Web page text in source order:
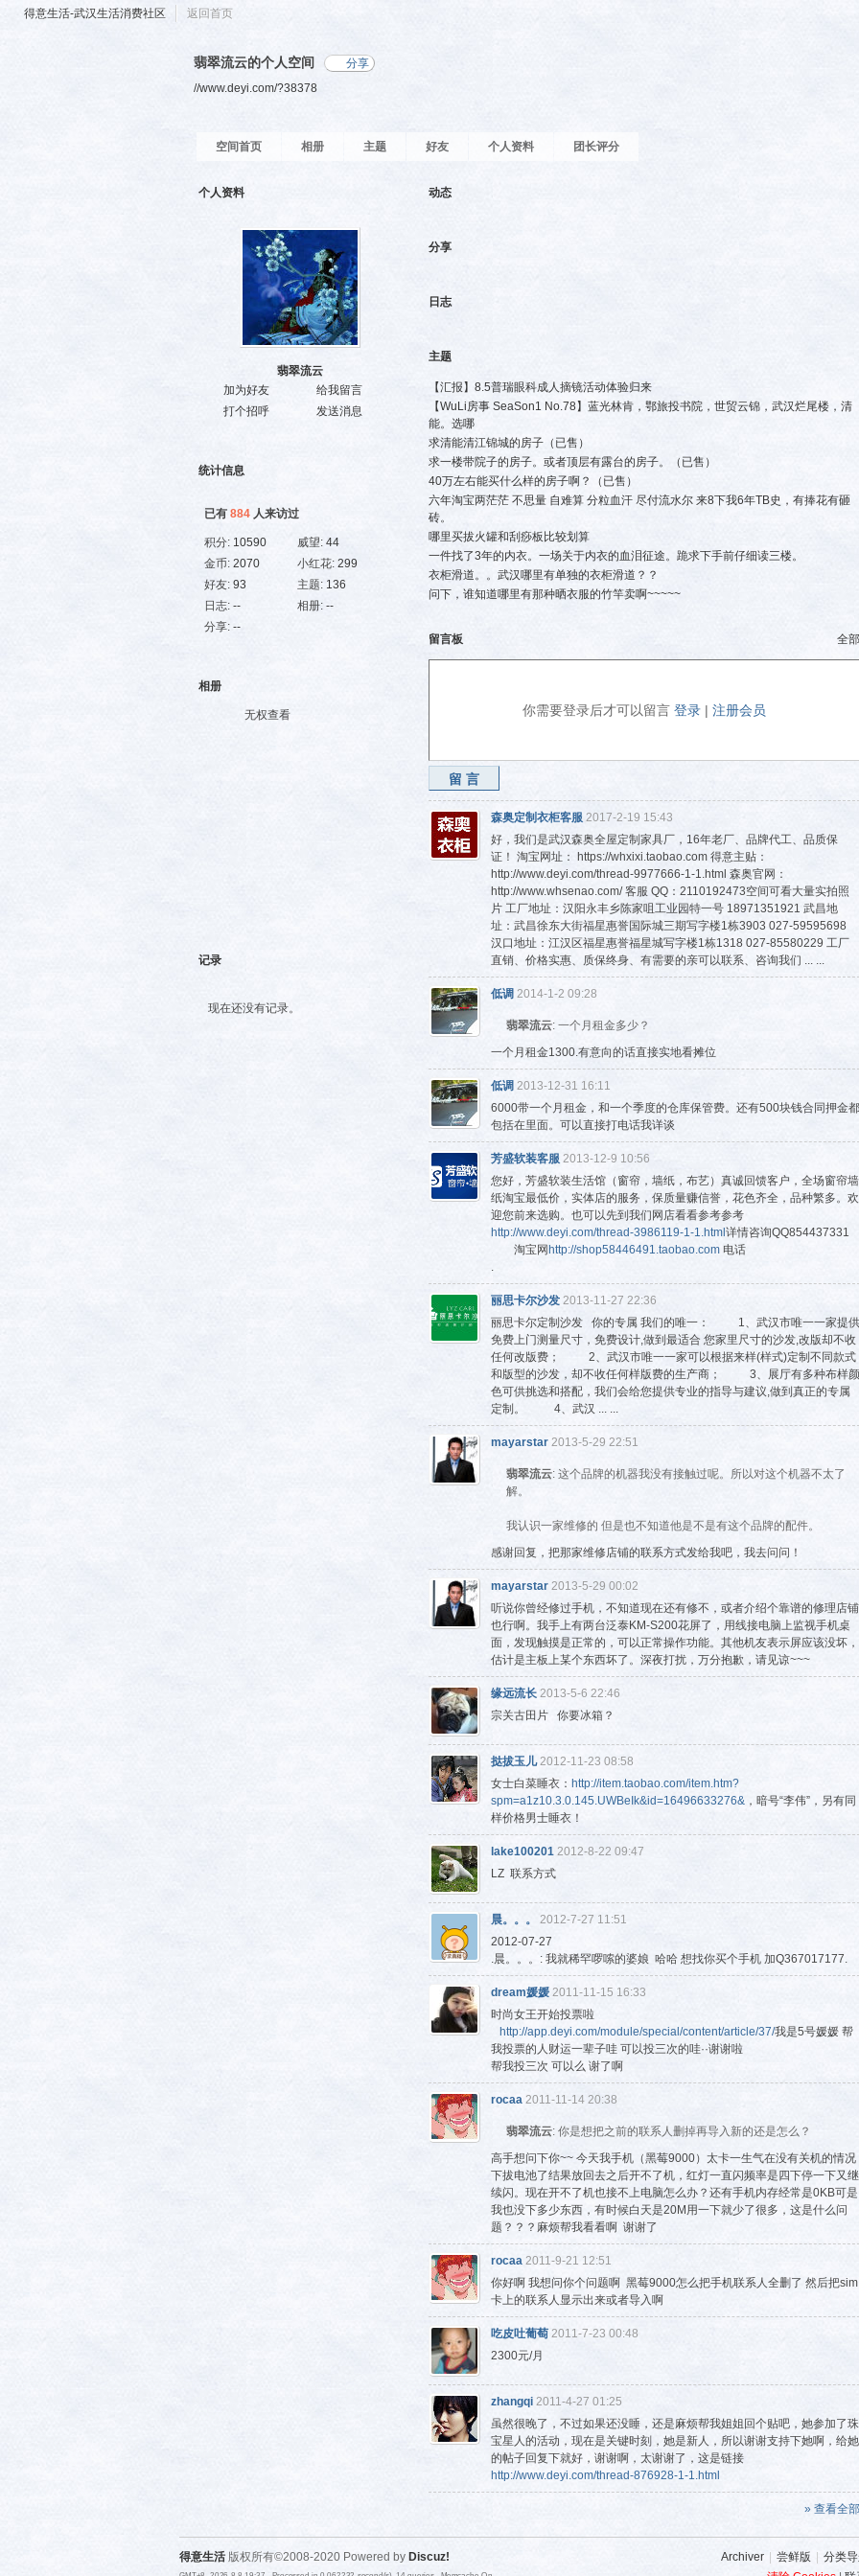
得意生活-武汉生活消费社区 返回首页
翡翠流云的个人空间 分享
//www.deyi.com/?38378
空间首页 相册 主题 好友 个人资料 团长评分
个人资料
翡翠流云
加为好友
给我留言
打个招呼
发送消息
统计信息
已有 884 人来访过
积分: 10590 威望:44
金币: 2070 小红花:299
好友: 93 主题: 136
日志: -- 相册:--
分享: --
相册
无权查看
记录
现在还没有记录。
动态
分享
日志
主题
【汇报】8.5普瑞眼科成人摘镜活动体验归来
【WuLi房事 SeaSon1 No.78】蓝光林肯，鄂旅投书院，世贸云锦，武汉烂尾楼，清
能。选哪
求清能清江锦城的房子（已售）
求一楼带院子的房子。或者顶层有露台的房子。（已售）
40万左右能买什么样的房子啊？（已售）
六年淘宝两茫茫 不思量 自难算 分粒血汗 尽付流水尔 来8下我6年TB史，有捧花有砸
砖。
哪里买拔火罐和刮痧板比较划算
一件找了3年的内衣。一场关于内衣的血泪征途。跪求下手前仔细读三楼。
衣柜滑道。。武汉哪里有单独的衣柜滑道？？
问下，谁知道哪里有那种晒衣服的竹竿卖啊~~~~~
留言板 全部
你需要登录后才可以留言 登录 | 注册会员
留言
森奥定制衣柜客服 2017-2-19 15:43
好，我们是武汉森奥全屋定制家具厂，16年老厂、品牌代工、品质保
证！ 淘宝网址： https://whxixi.taobao.com 得意主贴：
http://www.deyi.com/thread-9977666-1-1.html 森奥官网：
http://www.whsenao.com/ 客服 QQ：2110192473空间可看大量实拍照
片 工厂地址：汉阳永丰乡陈家咀工业园特一号 18971351921 武昌地
址：武昌徐东大街福星惠誉国际城三期写字楼1栋3903 027-59595698
汉口地址：江汉区福星惠誉福星城写字楼1栋1318 027-85580229 工厂
直销、价格实惠、质保终身、有需要的亲可以联系、咨询我们 ... ...
低调 2014-1-2 09:28
翡翠流云: 一个月租金多少？
一个月租金1300.有意向的话直接实地看摊位
低调 2013-12-31 16:11
6000带一个月租金，和一个季度的仓库保管费。还有500块钱合同押金都
包括在里面。可以直接打电话我详谈
芳盛软装客服 2013-12-9 10:56
您好，芳盛软装生活馆（窗帘，墙纸，布艺）真诚回馈客户，全场窗帘墙
纸淘宝最低价，实体店的服务，保质量赚信誉，花色齐全，品种繁多。欢
迎您前来选购。也可以先到我们网店看看参考参考
http://www.deyi.com/thread-3986119-1-1.html 详情咨询QQ854437331
淘宝网 http://shop58446491.taobao.com 电话
.
丽思卡尔沙发 2013-11-27 22:36
丽思卡尔定制沙发 你的专属 我们的唯一： 1、武汉市唯一一家提供
免费上门测量尺寸，免费设计,做到最适合 您家里尺寸的沙发,改版却不收
任何改版费； 2、武汉市唯一一家可以根据来样(样式)定制不同款式
和版型的沙发，却不收任何样版费的生产商； 3、展厅有多种布样颜
色可供挑选和搭配，我们会给您提供专业的指导与建议,做到真正的专属
定制。 4、武汉 ... ...
mayarstar 2013-5-29 22:51
翡翠流云: 这个品牌的机器我没有接触过呢。所以对这个机器不太了
解。
我认识一家维修的 但是也不知道他是不是有这个品牌的配件。
感谢回复，把那家维修店铺的联系方式发给我吧，我去问问！
mayarstar 2013-5-29 00:02
听说你曾经修过手机，不知道现在还有修不，或者介绍个靠谱的修理店铺
也行啊。我手上有两台泛泰KM-S200花屏了，用线接电脑上监视手机桌
面，发现触摸是正常的，可以正常操作功能。其他机友表示屏应该没坏，
估计是主板上某个东西坏了。深夜打扰，万分抱歉，请见谅~~~
缘远流长 2013-5-6 22:46
宗关古田片 你要冰箱？
挞拔玉儿 2012-11-23 08:58
女士白菜睡衣： http://item.taobao.com/item.htm?
spm=a1z10.3.0.145.UWBeIk&id=16496633276& ，暗号“李伟”，另有同
样价格男士睡衣！
lake100201 2012-8-22 09:47
LZ 联系方式
晨。。。
2012-7-27 11:51
2012-07-27
.晨。。。: 我就稀罕啰嗦的婆娘 哈哈 想找你买个手机 加Q367017177.
dream媛媛 2011-11-15 16:33
时尚女王开始投票啦
http://app.deyi.com/module/special/content/article/37/我是5号媛媛 帮
我投票的人财运一辈子哇 可以投三次的哇··谢谢啦
帮我投三次 可以么 谢了啊
rocaa 2011-11-14 20:38
翡翠流云: 你是想把之前的联系人删掉再导入新的还是怎么？
高手想问下你~~ 今天我手机（黑莓9000）太卡一生气在没有关机的情况
下拔电池了结果放回去之后开不了机，红灯一直闪频率是四下停一下又继
续闪。现在开不了机也接不上电脑怎么办？还有手机内存经常是0KB可是
我也没下多少东西，有时候白天是20M用一下就少了很多，这是什么问
题？？？麻烦帮我看看啊 谢谢了
rocaa 2011-9-21 12:51
你好啊 我想问你个问题啊 黑莓9000怎么把手机联系人全删了 然后把sim
卡上的联系人显示出来或者导入啊
吃皮吐葡萄 2011-7-23 00:48
2300元/月
zhangqi 2011-4-27 01:25
虽然很晚了，不过如果还没睡，还是麻烦帮我姐姐回个贴吧，她参加了珠
宝星人的活动，现在是关键时刻，她是新人，所以谢谢支持下她啊，给她
的帖子回复下就好，谢谢啊，太谢谢了，这是链接
http://www.deyi.com/thread-876928-1-1.html
» 查看全部
Archiver 尝鲜版
分类
得意生活 版权所有©2008-2020 Powered by Discuz!